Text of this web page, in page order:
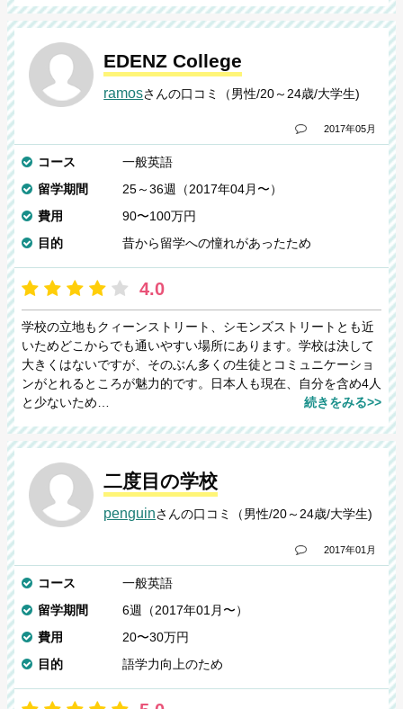
EDENZ College
ramosさんの口コミ（男性/20～24歳/大学生)
2017年05月
コース
一般英語
留学期間
25～36週（2017年04月〜）
費用
90〜100万円
目的
昔から留学への憧れがあったため
4.0
学校の立地もクィーンストリート、シモンズストリートとも近
いためどこからでも通いやすい場所にあります。学校は決して
大きくはないですが、そのぶん多くの生徒とコミュニケーショ
ンがとれるところが魅力的です。日本人も現在、自分を含め4人
と少ないため…
続きをみる>>
二度目の学校
penguinさんの口コミ（男性/20～24歳/大学生)
2017年01月
コース
一般英語
留学期間
6週（2017年01月〜）
費用
20〜30万円
目的
語学力向上のため